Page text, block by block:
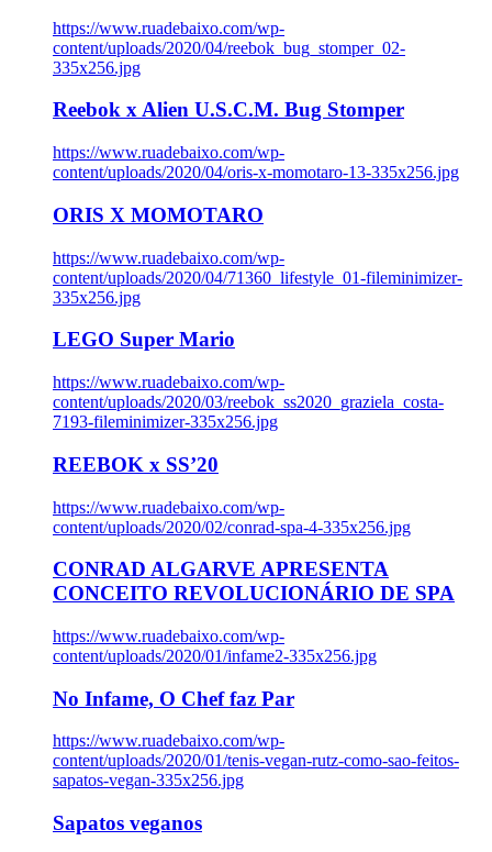
https://www.ruadebaixo.com/wp-
content/uploads/2020/04/reebok_bug_stomper_02-
335x256.jpg
Reebok x Alien U.S.C.M. Bug Stomper
https://www.ruadebaixo.com/wp-
content/uploads/2020/04/oris-x-momotaro-13-335x256.jpg
ORIS X MOMOTARO
https://www.ruadebaixo.com/wp-
content/uploads/2020/04/71360_lifestyle_01-fileminimizer-
335x256.jpg
LEGO Super Mario
https://www.ruadebaixo.com/wp-
content/uploads/2020/03/reebok_ss2020_graziela_costa-
7193-fileminimizer-335x256.jpg
REEBOK x SS’20
https://www.ruadebaixo.com/wp-
content/uploads/2020/02/conrad-spa-4-335x256.jpg
CONRAD ALGARVE APRESENTA
CONCEITO REVOLUCIONÁRIO DE SPA
https://www.ruadebaixo.com/wp-
content/uploads/2020/01/infame2-335x256.jpg
No Infame, O Chef faz Par
https://www.ruadebaixo.com/wp-
content/uploads/2020/01/tenis-vegan-rutz-como-sao-feitos-
sapatos-vegan-335x256.jpg
Sapatos veganos